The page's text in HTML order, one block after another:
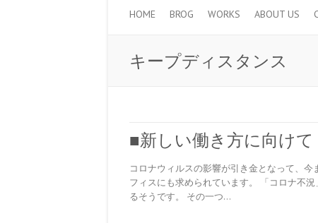
HOME BROG WORKS ABOUT US
キープディスタンス
■新しい働き方に向けて
コロナウィルスの影響が引き金となって、
フィスにも求められています。 「コロナ不
るそうです。 その一つ…